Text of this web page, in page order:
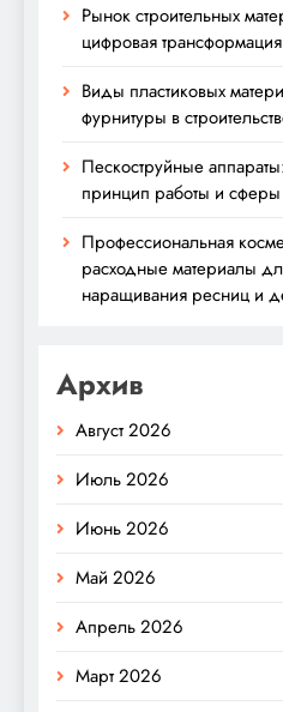
Рынок строительных
цифровая трансформация
Виды пластиковых
фурнитуры в
Пескоструйные
принцип работы и
Профессиональная
расходные материалы
наращивания ресниц и
Архив
Август 2026
Июль 2026
Июнь 2026
Май 2026
Апрель 2026
Март 2026